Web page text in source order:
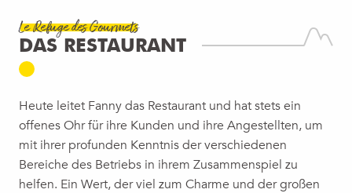
Le Refuge des Gourmets
DAS RESTAURANT
Heute leitet Fanny das Restaurant und hat stets ein
offenes Ohr für ihre Kunden und ihre Angestellten, um
mit ihrer profunden Kenntnis der verschiedenen
Bereiche des Betriebs in ihrem Zusammenspiel zu
helfen. Ein Wert, der viel zum Charme und der großen